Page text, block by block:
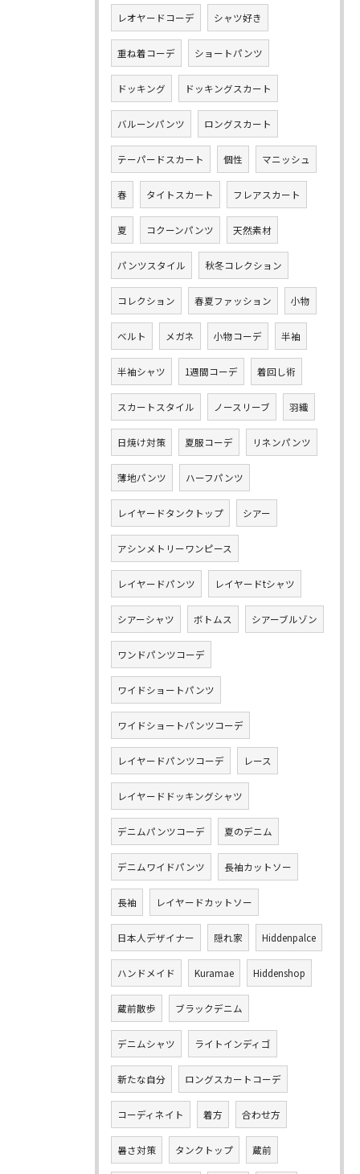
レオヤードコーデ シャツ好き
重ね着コーデ ショートパンツ
ドッキング ドッキングスカート
バルーンパンツ ロングスカート
テーパードスカート 個性 マニッシュ
春 タイトスカート フレアスカート
夏 コクーンパンツ 天然素材
パンツスタイル 秋冬コレクション
コレクション 春夏ファッション 小物
ベルト メガネ 小物コーデ 半袖
半袖シャツ 1週間コーデ 着回し術
スカートスタイル ノースリーブ 羽織
日焼け対策 夏服コーデ リネンパンツ
薄地パンツ ハーフパンツ
レイヤードタンクトップ シアー
アシンメトリーワンピース
レイヤードパンツ レイヤードtシャツ
シアーシャツ ボトムス シアーブルゾン
ワンドパンツコーデ
ワイドショートパンツ
ワイドショートパンツコーデ
レイヤードパンツコーデ レース
レイヤードドッキングシャツ
デニムパンツコーデ 夏のデニム
デニムワイドパンツ 長袖カットソー
長袖 レイヤードカットソー
日本人デザイナー 隠れ家 Hiddenpalce
ハンドメイド Kuramae Hiddenshop
蔵前散歩 ブラックデニム
デニムシャツ ライトインディゴ
新たな自分 ロングスカートコーデ
コーディネイト 着方 合わせ方
暑さ対策 タンクトップ 蔵前